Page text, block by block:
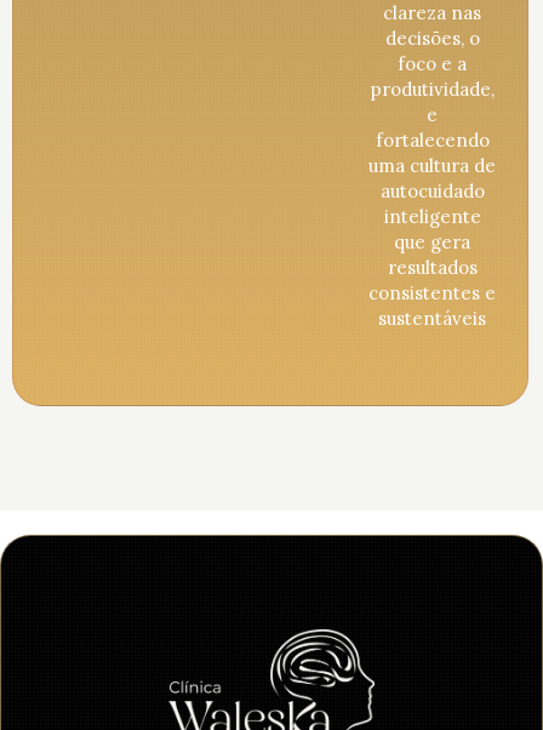
clareza nas
decisões, o
foco e a
produtividade,
e
fortalecendo
uma cultura de
autocuidado
inteligente
que gera
resultados
consistentes e
sustentáveis